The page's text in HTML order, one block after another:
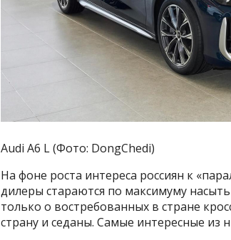
Audi A6 L (Фото: DongChedi)
На фоне роста интереса россиян к
дилеры стараются по максимуму
только о востребованных в стране
страну и седаны. Самые интересные из